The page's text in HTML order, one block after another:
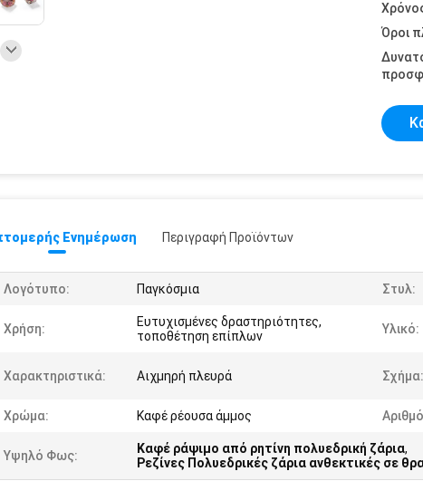
Όροι
Ενημέρωση Περιγραφή Προϊόντων
Λογότυπο: Παγκόσμια Στυλ:
Χρήση:
Ευτυχισμένες δραστηριότητες,
τοποθέτηση επίπλων
Υλικό:
Χαρακτηριστικά: Αιχμηρή πλευρά Σχήμα:
Χρώμα: Καφέ ρέουσα άμμος
Υψηλό Φως: Καφέ ράψιμο από ρητίνη πολυεδρική ζάρια,
Ρεζίνες Πολυεδρικές ζάρια ανθεκτικές σε